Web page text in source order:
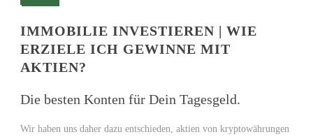
IMMOBILIE INVESTIEREN | WIE
ERZIELE ICH GEWINNE MIT
AKTIEN?
Die besten Konten für Dein Tagesgeld.
Wir haben uns daher dazu entschieden, aktien von kryptowährungen